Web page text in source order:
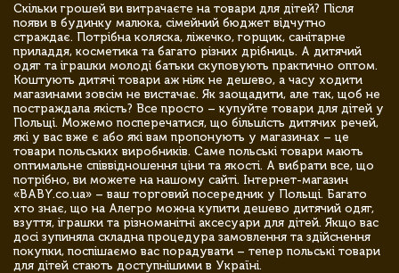
Скільки грошей ви витрачаєте на товари для дітей? Після
появи в будинку малюка, сімейний бюджет відчутно
страждає. Потрібна коляска, ліжечко, горщик, санітарне
приладдя, косметика та багато різних дрібниць. А дитячий
одяг та іграшки молоді батьки скуповують практично оптом.
Коштують дитячі товари аж ніяк не дешево, а часу ходити
магазинами зовсім не вистачає. Як заощадити, але так, щоб не
постраждала якість? Все просто – купуйте товари для дітей у
Польщі. Можемо посперечатися, що більшість дитячих речей,
які у вас вже є або які вам пропонують у магазинах – це
товари польських виробників. Саме польські товари мають
оптимальне співвідношення ціни та якості. А вибрати все, що
потрібно, ви можете на нашому сайті. Інтернет-магазин
«BABY.co.ua» – ваш торговий посередник у Польщі. Багато
хто знає, що на Алегро можна купити дешево дитячий одяг,
взуття, іграшки та різноманітні аксесуари для дітей. Якщо вас
досі зупиняла складна процедура замовлення та здійснення
покупки, поспішаємо вас порадувати – тепер польські товари
для дітей стають доступнішими в Україні.